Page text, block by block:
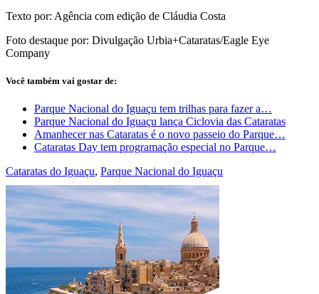
Texto por: Agência com edição de Cláudia Costa
Foto destaque por: Divulgação Urbia+Cataratas/Eagle Eye
Company
Você também vai gostar de:
Parque Nacional do Iguaçu tem trilhas para fazer a…
Parque Nacional do Iguaçu lança Ciclovia das Cataratas
Amanhecer nas Cataratas é o novo passeio do Parque…
Cataratas Day tem programação especial no Parque…
Cataratas do Iguaçu, Parque Nacional do Iguaçu